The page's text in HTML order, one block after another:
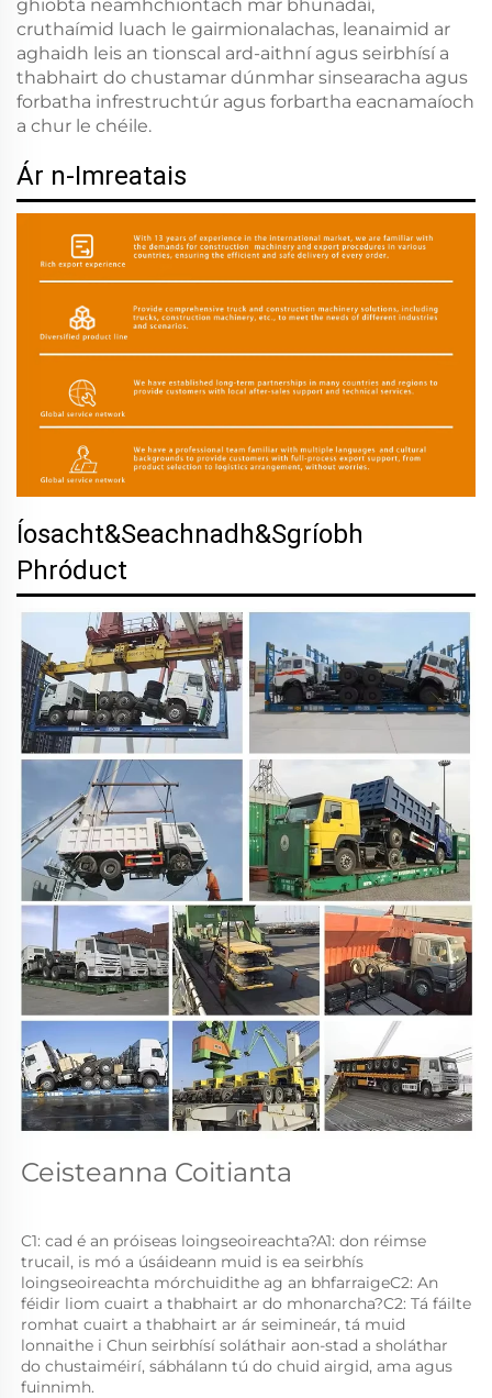
ghiobta neamhchiontach mar bhunadaí,
cruthaímid luach le gairmionalachas, leanaimid ar
aghaidh leis an tionscal ard-aithní agus seirbhísí a
thabhairt do chustamar dúnmhar sinsearacha agus
forbatha infrestruchtúr agus forbartha eacnamaíoch
a chur le chéile.
Ár n-Imreatais
Íosacht&Seachnadh&Sgríobh
Phróduct
Ceisteanna Coitianta
C1: cad é an próiseas loingseoireachta?A1: don réimse
trucail, is mó a úsáideann muid is ea seirbhís
loingseoireachta mórchuidithe ag an bhfarraigeC2: An
féidir liom cuairt a thabhairt ar do mhonarcha?C2: Tá fáilte
romhat cuairt a thabhairt ar ár seimineár, tá muid
lonnaithe i Chun seirbhísí soláthair aon-stad a sholáthar
do chustaiméirí, sábhálann tú do chuid airgid, ama agus
fuinnimh.